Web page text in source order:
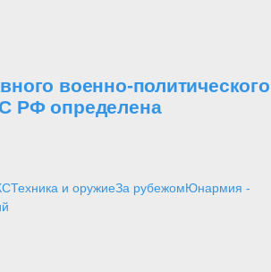
военно-политического
РФ определена
Техника и оружиеЗа рубежомЮнармия -